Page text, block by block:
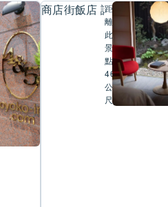
商店街飯店 講 大津百町
距
離
此
景
點
464
公
尺